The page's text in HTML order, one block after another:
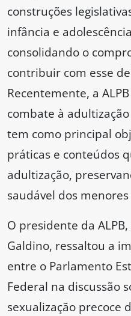
construções
infância e
consolidando o
contribuir com esse
Recentemente, a
combate à
tem como principal
práticas e conteúdos
adultização,
saudável dos
O presidente da
Galdino, ressaltou a
entre o Parlamento
Federal na discussão
sexualização precoce